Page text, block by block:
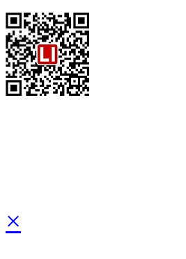
×